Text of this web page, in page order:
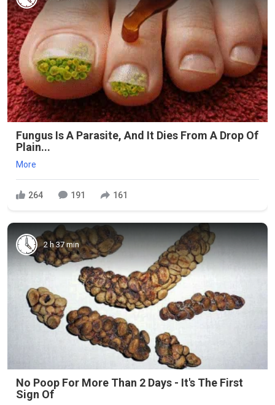
Fungus Is A Parasite, And It Dies From A Drop Of
Plain...
More
264 191 161
2 h 37 min
No Poop For More Than 2 Days - It's The First
Sign Of